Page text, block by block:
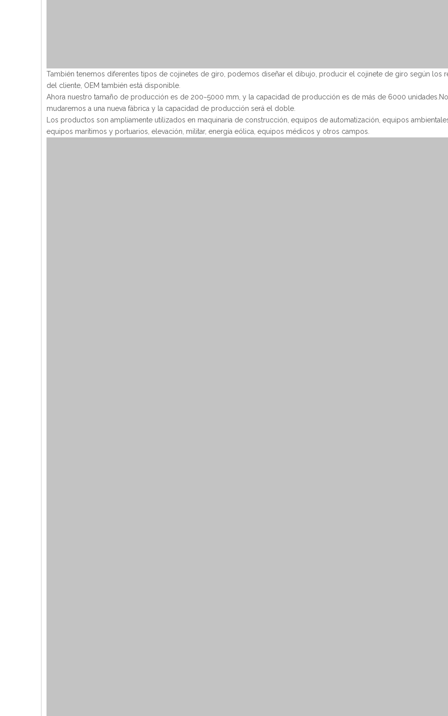
También tenemos diferentes tipos de cojinetes de giro, podemos diseñar el dibujo, producir el cojinete de giro según los
del cliente, OEM también está disponible.
Ahora nuestro tamaño de producción es de 200~5000 mm, y la capacidad de producción es de más de 6000
mudaremos a una nueva fábrica y la capacidad de producción será el doble.
Los productos son ampliamente utilizados en maquinaria de construcción, equipos de automatización, equipos
equipos marítimos y portuarios, elevación, militar, energía eólica, equipos médicos y otros campos.